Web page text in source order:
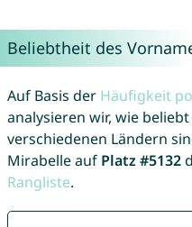
Beliebtheit des
Auf Basis der Häufigkeit
analysieren wir, wie
verschiedenen Ländern
Mirabelle auf Platz #5132
Rangliste.